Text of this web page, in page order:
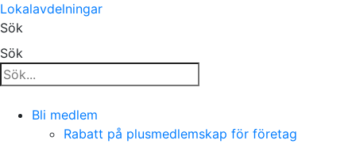
Lokalavdelningar
Sök
Sök
Bli medlem
Rabatt på plusmedlemskap för företag